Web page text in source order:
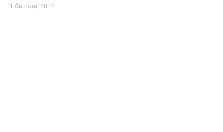
1 ธันวาคม, 2014